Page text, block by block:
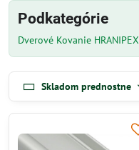
Podkategórie
Dverové Kovanie HRANIPEX
Skladom prednostne